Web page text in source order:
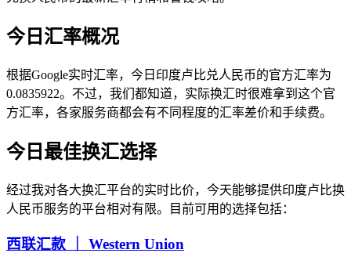
今日汇率概况
根据Google实时汇率，今日印度卢比兑人民币的官方汇率为
0.0835922。不过，我们都知道，实际换汇时很难拿到这个官
方汇率，各家服务商都会有不同程度的汇率差价和手续费。
今日最佳换汇选择
经过我对各大换汇平台的实时比价，今天能够提供印度卢比换
人民币服务的平台相对有限。目前可用的选择包括：
西联汇款 ｜ Western Union